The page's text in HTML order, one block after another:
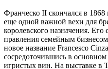
Франческо II скончался в
еще одной важной вехи для
королевского назначения.
правления семейным
новое название Francesco
сосредоточившись в
игристых вин. На выставке в